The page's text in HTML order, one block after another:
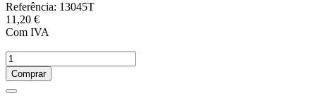
Referência: 13045T
11,20 €
Com IVA
Comprar